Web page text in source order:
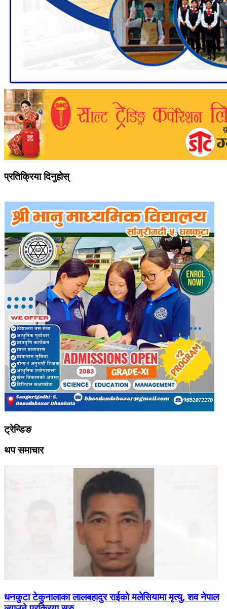
प्रतिक्रिया दिनुहोस्
ट्रेन्डिङ
थप समाचार
धनकुटा टेकुनालाका लालबहादुर राईको मलेसियामा मृत्यु, शव नेपाल